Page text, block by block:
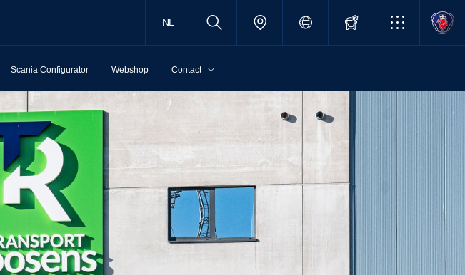
NL
Scania Configurator Webshop Contact